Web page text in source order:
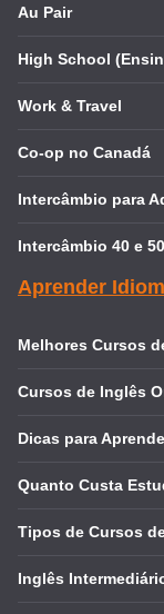
Au Pair
High School
Work & Travel
Co-op no Canadá
Intercâmbio para
Intercâmbio 40 e
Aprender
Melhores Cursos
Cursos de Inglês
Dicas para
Quanto Custa
Tipos de Cursos
Inglês